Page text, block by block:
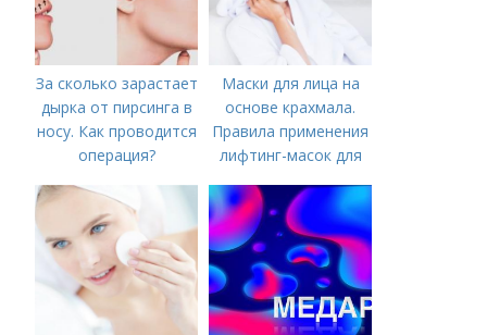
За сколько зарастает
дырка от пирсинга в
носу. Как проводится
операция?
Маски для лица на
основе крахмала.
Правила применения
лифтинг-масок для